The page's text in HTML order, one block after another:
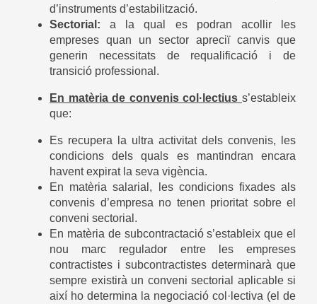
d’instruments d’estabilització.
Sectorial: a la qual es podran acollir les
empreses quan un sector apreciï canvis que
generin necessitats de requalificació i de
transició professional.
En matèria de convenis col·lectius s’estableix
que:
Es recupera la ultra activitat dels convenis, les
condicions dels quals es mantindran encara
havent expirat la seva vigència.
En matèria salarial, les condicions fixades als
convenis d’empresa no tenen prioritat sobre el
conveni sectorial.
En matèria de subcontractació s’estableix que el
nou marc regulador entre les empreses
contractistes i subcontractistes determinarà que
sempre existirà un conveni sectorial aplicable si
així ho determina la negociació col·lectiva (el de